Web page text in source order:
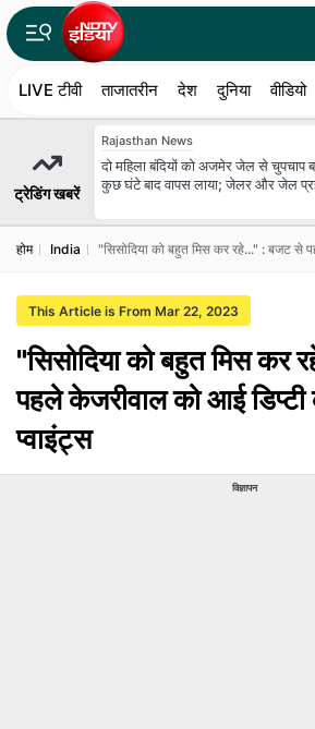
LIVE टीवी ताजातरीन देश दुनिया वीडियो
ट्रेडिंग खबरें
Rajasthan News
दो मह‍िला बंद‍ियों को अजमेर जेल से चुपचाप
कुछ घंटे बाद वापस लाया; जेलर और जेल
होम India "सिसोदिया को बहुत मिस कर रहे..." : बजट से
This Article is From Mar 22, 2023
"सिसोदिया को बहुत मिस कर
पहले केजरीवाल को आई डिप्टी
प्वाइंट्स
विज्ञापन